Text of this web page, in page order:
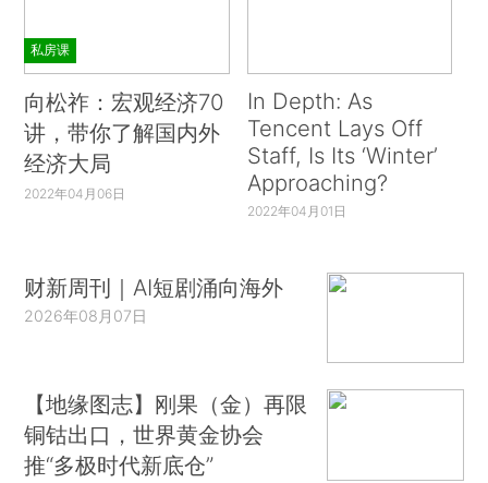
私房课
向松祚：宏观经济70
讲，带你了解国内外
经济大局
2022年04月06日
In Depth: As
Tencent Lays Off
Staff, Is Its ‘Winter’
Approaching?
2022年04月01日
财新周刊｜AI短剧涌向海外
2026年08月07日
【地缘图志】刚果（金）再限
铜钴出口，世界黄金协会
推“多极时代新底仓”